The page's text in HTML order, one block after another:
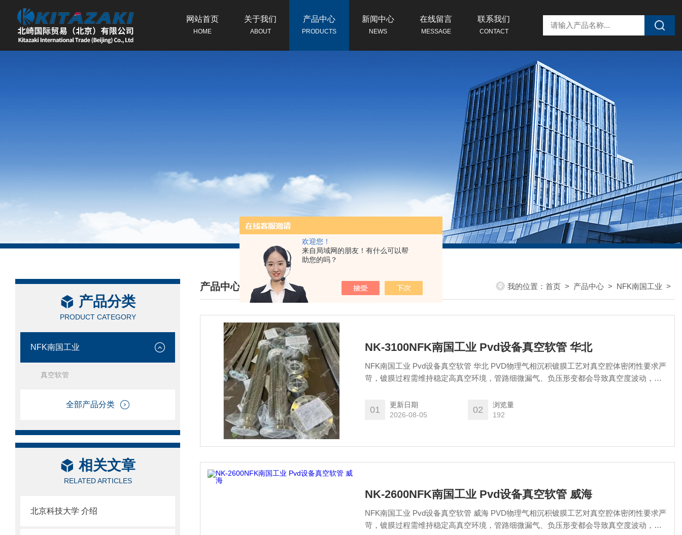
欢迎您！
来自局域网的朋友！有什么可以帮
助您的吗？
网站首页
HOME
关于我们
ABOUT
产品中心
PRODUCTS
新闻中心
NEWS
在线留言
MESSAGE
联系我们
CONTACT
产品分类
PRODUCT CATEGORY
NFK南国工业
真空软管
全部产品分类
相关文章
RELATED ARTICLES
北京科技大学 介绍
产品中心
/ PRODUCTS CENTER
我的位置： 首页 > 产品中心 > NFK南国工业 >
NK-3100NFK南国工业 Pvd设备真空软管 华北
NFK南国工业 Pvd设备真空软管 华北 PVD物理气相沉积镀膜工艺对真空腔体密闭性要求严
苛，镀膜过程需维持稳定高真空环境，管路细微漏气、负压形变都会导致真空度波动，直
01
更新日期
2026-08-05
02
浏览量
192
NK-2600NFK南国工业 Pvd设备真空软管 威海
NFK南国工业 Pvd设备真空软管 威海 PVD物理气相沉积镀膜工艺对真空腔体密闭性要求严
苛，镀膜过程需维持稳定高真空环境，管路细微漏气、负压形变都会导致真空度波动，直